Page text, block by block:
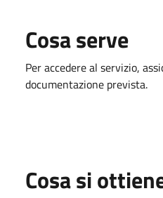
Cosa serve
Per accedere al servizio,
documentazione prevista.
Cosa si